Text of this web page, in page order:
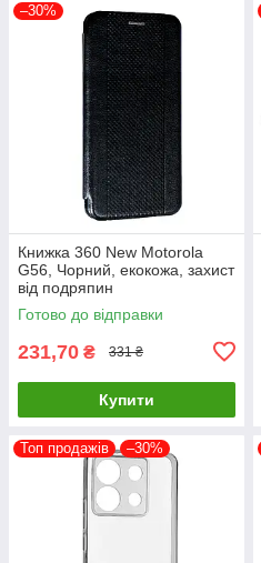
–30%
Книжка 360 New Motorola
G56, Чорний, екокожа, захист
від подряпин
Готово до відправки
231,70 ₴ 331 ₴
Купити
Топ продажів –30%